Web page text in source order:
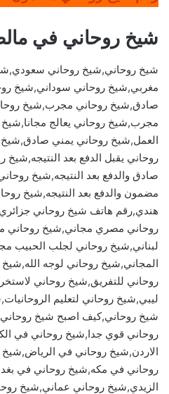
شيخ روحاني في
شيخ روحاني,شيخ روحاني
مغربي,شيخ روحاني سوداني,شيخ
صادق,شيخ روحاني مجرب,شيخ
مجرب,شيخ روحاني يعالج مجانا,شيخ
العمل,شيخ روحاني يمني صادق,شيخ
روحاني يقبل الدفع بعد
صادق والدفع بعد النتيجه,شيخ
مضمون والدفع بعد النتيجه,شيخ
هندي,رقم هاتف شيخ روحاني
روحاني مصري مجاني,شيخ روحاني
لبناني,شيخ روحاني لجلب الحبيب
المجاني,شيخ روحاني لوجه
روحاني للتفريق,شيخ روحاني
ليبي,شيخ روحاني لتعليم
شيخ روحاني,كيف اصبح شيخ
روحاني قوي جدا,شيخ روحاني في
الاردن,شيخ روحاني في
روحاني في مكه,شيخ روحاني في
الزيدي,شيخ روحاني عماني,شيخ